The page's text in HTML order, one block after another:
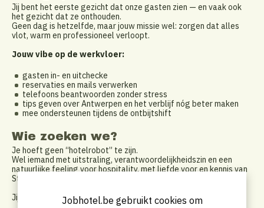
Jij bent het eerste gezicht dat onze gasten zien — en vaak ook
het gezicht dat ze onthouden.
Geen dag is hetzelfde, maar jouw missie wel: zorgen dat alles
vlot, warm en professioneel verloopt.
Jouw vibe op de werkvloer:
gasten in- en uitchecke
reservaties en mails verwerken
telefoons beantwoorden zonder stress
tips geven over Antwerpen en het verblijf nóg beter maken
mee ondersteunen tijdens de ontbijtshift
Wie zoeken we?
Je hoeft geen “hotelrobot” te zijn.
Wel iemand met uitstraling, verantwoordelijkheidszin en een
natuurlijke feeling voor hospitality, met liefde voor en kennis van
Stad Antwerpen als extra troef.
Jij bent:
Jobhotel.be gebruikt cookies om